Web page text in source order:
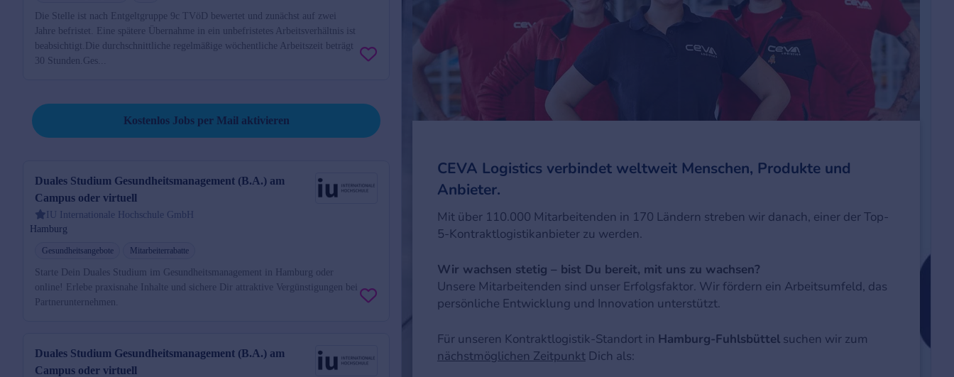
Die Stelle ist nach Entgeltgruppe 9c TVöD bewertet und zunächst auf zwei
Jahre befristet. Eine spätere Übernahme in ein unbefristetes Arbeitsverhältnis ist
beabsichtigt.Die durchschnittliche regelmäßige wöchentliche Arbeitszeit beträgt
30 Stunden.Ges...
Kostenlos Jobs per Mail aktivieren
Duales Studium Gesundheitsmanagement (B.A.) am
Campus oder virtuell
IU Internationale Hochschule GmbH
Hamburg
Gesundheitsangebote Mitarbeiterrabatte
Starte Dein Duales Studium im Gesundheitsmanagement in Hamburg oder
online! Erlebe praxisnahe Inhalte und sichere Dir attraktive Vergünstigungen bei
Partnerunternehmen.
Duales Studium Gesundheitsmanagement (B.A.) am
Campus oder virtuell